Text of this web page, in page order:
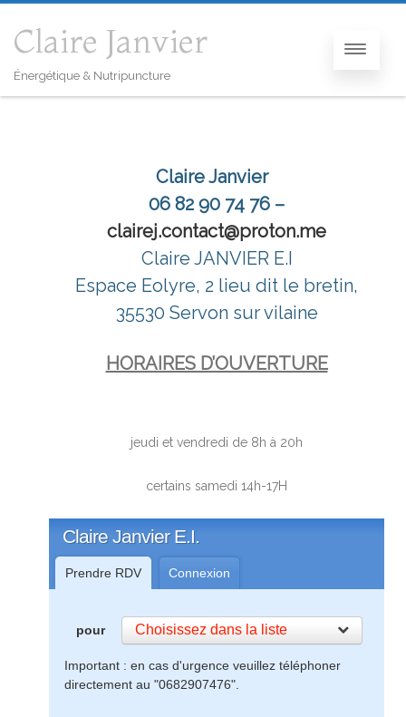
Claire Janvier
Énergétique & Nutripuncture
Claire Janvier
06 82 90 74 76 –
clairej.contact@proton.me
Claire JANVIER E.I
Espace Eolyre, 2 lieu dit le bretin,
35530 Servon sur vilaine
HORAIRES D’OUVERTURE
jeudi et vendredi de 8h à 20h
certains samedi 14h-17H